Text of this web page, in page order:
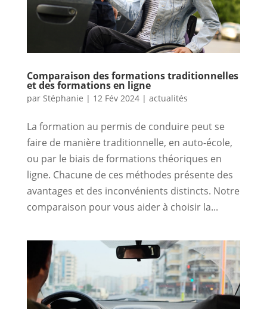
Comparaison des formations traditionnelles
et des formations en ligne
par Stéphanie | 12 Fév 2024| actualités
La formation au permis de conduire peut se
faire de manière traditionnelle, en auto-école,
ou par le biais de formations théoriques en
ligne. Chacune de ces méthodes présente des
avantages et des inconvénients distincts. Notre
comparaison pour vous aider à choisir la...